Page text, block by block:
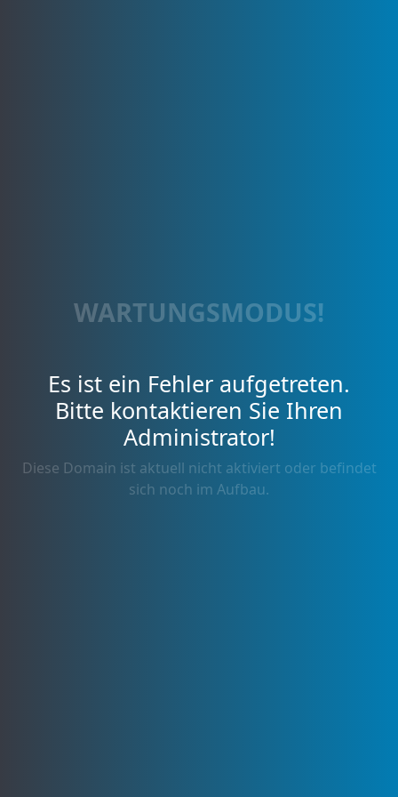
WARTUNGSMODUS!
Es ist ein Fehler aufgetreten.
Bitte kontaktieren Sie Ihren
Administrator!
Diese Domain ist aktuell nicht aktiviert oder befindet
sich noch im Aufbau.